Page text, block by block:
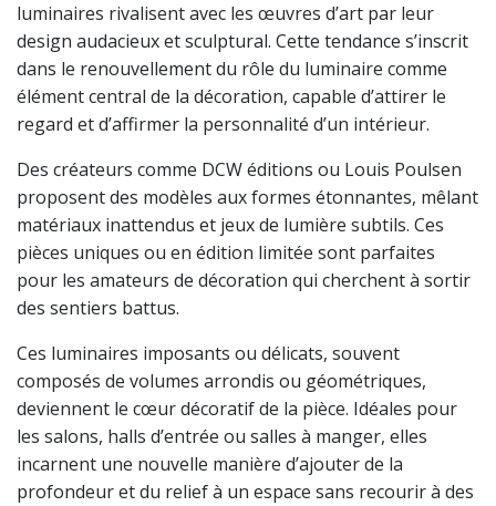
luminaires rivalisent avec les œuvres d’art par leur
design audacieux et sculptural. Cette tendance s’inscrit
dans le renouvellement du rôle du luminaire comme
élément central de la décoration, capable d’attirer le
regard et d’affirmer la personnalité d’un intérieur.
Des créateurs comme DCW éditions ou Louis Poulsen
proposent des modèles aux formes étonnantes, mêlant
matériaux inattendus et jeux de lumière subtils. Ces
pièces uniques ou en édition limitée sont parfaites
pour les amateurs de décoration qui cherchent à sortir
des sentiers battus.
Ces luminaires imposants ou délicats, souvent
composés de volumes arrondis ou géométriques,
deviennent le cœur décoratif de la pièce. Idéales pour
les salons, halls d’entrée ou salles à manger, elles
incarnent une nouvelle manière d’ajouter de la
profondeur et du relief à un espace sans recourir à des